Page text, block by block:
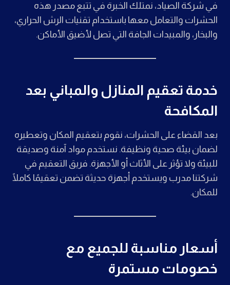
في شركة الصياد، نمتلك الخبرة في تتبع مصدر هذه
الحشرات والتعامل معها باستخدام تقنيات الرش الحراري،
والبخار، والمبيدات الجافة التي تصل لأضيق الأماكن.
خدمة تعقيم المنازل والمباني بعد
المكافحة
بعد القضاء على الحشرات، نقوم بتعقيم المكان وتعطيره
لضمان بيئة صحية ونظيفة. نستخدم مواد آمنة وصديقة
للبيئة ولا تؤثر على الأثاث أو الأجهزة. فريق التعقيم في
شركتنا مدرب ويستخدم أجهزة حديثة تضمن تعقيمًا كاملًا
للمكان.
أسعار مناسبة للجميع مع
خصومات مستمرة